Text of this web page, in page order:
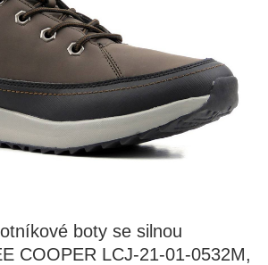
boty se silnou
COOPER LCJ-21-01-0532M,